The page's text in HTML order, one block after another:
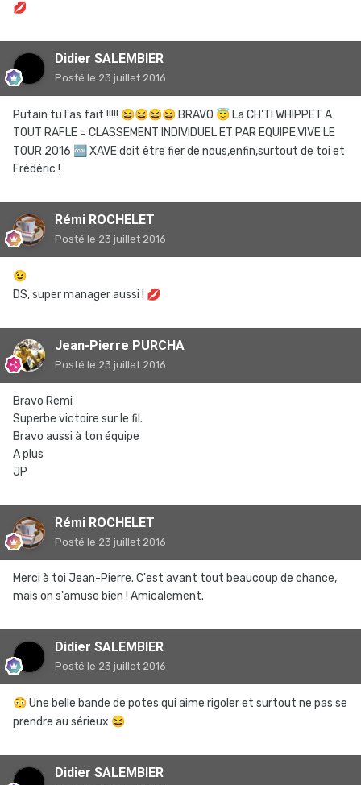
💋
Didier SALEMBIER
Posté le 23 juillet 2016
Putain tu l'as fait !!!!! 😆😆😆😆 BRAVO 😇 La CH'TI WHIPPET A
TOUT RAFLE = CLASSEMENT INDIVIDUEL ET PAR EQUIPE,VIVE LE
TOUR 2016 🆒 XAVE doit être fier de nous,enfin,surtout de toi et
Frédéric !
Rémi ROCHELET
Posté le 23 juillet 2016
😉
DS, super manager aussi ! 💋
Jean-Pierre PURCHA
Posté le 23 juillet 2016
Bravo Remi
Superbe victoire sur le fil.
Bravo aussi à ton équipe
A plus
JP
Rémi ROCHELET
Posté le 23 juillet 2016
Merci à toi Jean-Pierre. C'est avant tout beaucoup de chance,
mais on s'amuse bien ! Amicalement.
Didier SALEMBIER
Posté le 23 juillet 2016
😳Une belle bande de potes qui aime rigoler et surtout ne pas se
prendre au sérieux 😆
Didier SALEMBIER